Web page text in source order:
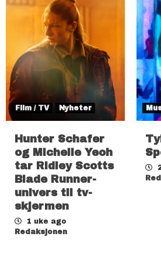
Film / TV Nyheter
Hunter Schafer
og Michelle Yeoh
tar Ridley Scotts
Blade Runner-
univers til tv-
skjermen
1 uke ago
Redaksjonen